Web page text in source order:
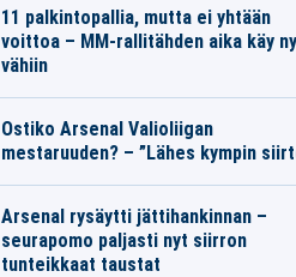
11 palkintopallia, mutta ei yhtään
voittoa – MM-rallitähden aika käy
vähiin
Ostiko Arsenal Valioliigan
mestaruuden? – ”Lähes kympin
Arsenal rysäytti jättihankinnan –
seurapomo paljasti nyt siirron
tunteikkaat taustat